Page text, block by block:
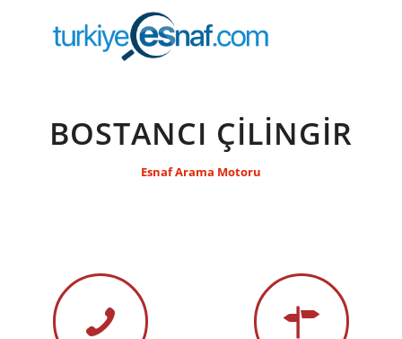
BOSTANCI ÇİLİNGİR
Esnaf Arama Motoru